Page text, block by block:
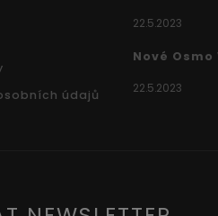
údajů
22.5.2023
Nové Osmo
22.5.2023